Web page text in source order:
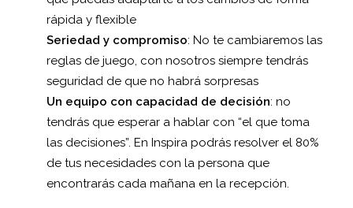
rápida y flexible
Seriedad y compromiso: No te cambiaremos las
reglas de juego, con nosotros siempre tendrás
seguridad de que no habrá sorpresas
Un equipo con capacidad de decisión: no
tendrás que esperar a hablar con “el que toma
las decisiones”. En Inspira podrás resolver el 80%
de tus necesidades con la persona que
encontrarás cada mañana en la recepción.